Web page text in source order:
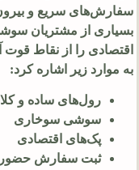
سفارش‌های سریع و
بسیاری از مشتریان
اقتصادی را از نقاط
به موارد زیر اشاره کرد:
رول‌های ساده و
سوشی سوخاری
پک‌های اقتصادی
ثبت سفارش